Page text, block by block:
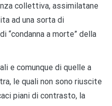
collettiva, assimilatane
ad una sorta di
“condanna a morte” della
e comunque di quelle a
le quali non sono riuscite
piani di contrasto, la